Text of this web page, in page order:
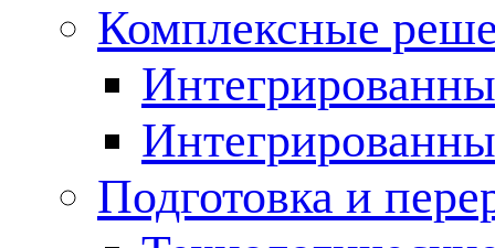
Комплексные
Подготовка и